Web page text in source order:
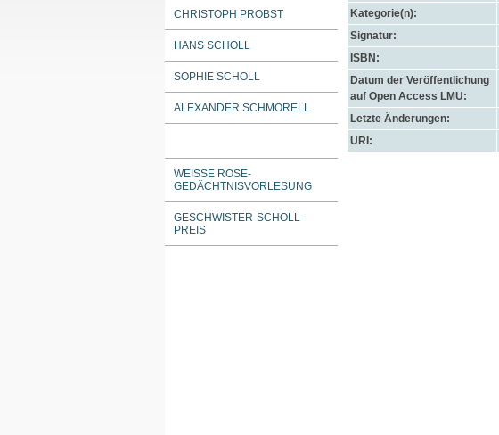
CHRISTOPH PROBST
HANS SCHOLL
SOPHIE SCHOLL
ALEXANDER SCHMORELL
WEISSE ROSE-G
EDÄCHTNISVORLESUNG
GESCHWISTER-SCHOLL-
PREIS
Kategorie(n):
Signatur:
ISBN:
Datum der Veröffentlichung
auf Open Access LMU:
Letzte Änderungen:
URI: